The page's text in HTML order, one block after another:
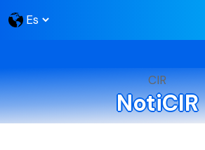
CIR
NotiCIR